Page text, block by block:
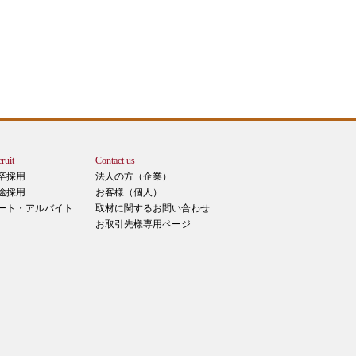
採用
採用
ト・アルバイト
Contact us
法人の方（企業）
お客様（個人）
取材に関するお問い合わせ
お取引先様専用ページ